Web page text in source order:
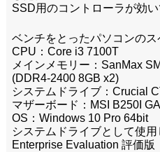
SSD用のコントローラが効い
ベンチをとったパソコンのス
CPU：Core i3 7100T
メインメモリー：SanMax
(DDR4-2400 8GB x2)
システムドライブ：Crucial
マザーボード：MSI B250I
OS：Windows 10 Pro 64bit
システムドライブとして使
Enterprise Evaluation 評価版